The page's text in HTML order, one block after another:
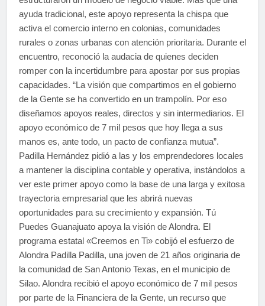
ayuda tradicional, este apoyo representa la chispa que
activa el comercio interno en colonias, comunidades
rurales o zonas urbanas con atención prioritaria. Durante el
encuentro, reconoció la audacia de quienes deciden
romper con la incertidumbre para apostar por sus propias
capacidades. “La visión que compartimos en el gobierno
de la Gente se ha convertido en un trampolín. Por eso
diseñamos apoyos reales, directos y sin intermediarios. El
apoyo económico de 7 mil pesos que hoy llega a sus
manos es, ante todo, un pacto de confianza mutua”.
Padilla Hernández pidió a las y los emprendedores locales
a mantener la disciplina contable y operativa, instándolos a
ver este primer apoyo como la base de una larga y exitosa
trayectoria empresarial que les abrirá nuevas
oportunidades para su crecimiento y expansión. Tú
Puedes Guanajuato apoya la visión de Alondra. El
programa estatal «Creemos en Ti» cobijó el esfuerzo de
Alondra Padilla Padilla, una joven de 21 años originaria de
la comunidad de San Antonio Texas, en el municipio de
Silao. Alondra recibió el apoyo económico de 7 mil pesos
por parte de la Financiera de la Gente, un recurso que